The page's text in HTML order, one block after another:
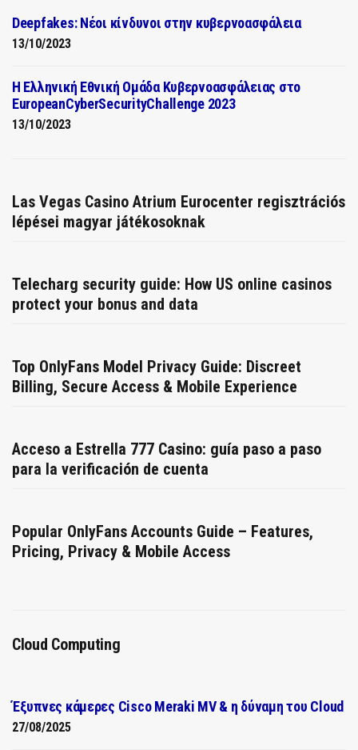
Deepfakes: Νέοι κίνδυνοι στην κυβερνοασφάλεια
13/10/2023
Η Ελληνική Εθνική Ομάδα Κυβερνοασφάλειας στο
EuropeanCyberSecurityChallenge 2023
13/10/2023
Las Vegas Casino Atrium Eurocenter regisztrációs
lépései magyar játékosoknak
Telecharg security guide: How US online casinos
protect your bonus and data
Top OnlyFans Model Privacy Guide: Discreet
Billing, Secure Access & Mobile Experience
Acceso a Estrella 777 Casino: guía paso a paso
para la verificación de cuenta
Popular OnlyFans Accounts Guide – Features,
Pricing, Privacy & Mobile Access
Cloud Computing
Έξυπνες κάμερες Cisco Meraki MV & η δύναμη του Cloud
27/08/2025